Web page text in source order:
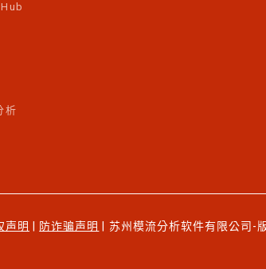
析
声明 防诈骗声明 | 苏州模流分析软件有限公司-